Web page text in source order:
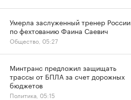
Умерла заслуженный тренер России
по фехтованию Фаина Саевич
Общество, 05:27
Минтранс предложил защищать
трассы от БПЛА за счет дорожных
бюджетов
Политика, 05:15